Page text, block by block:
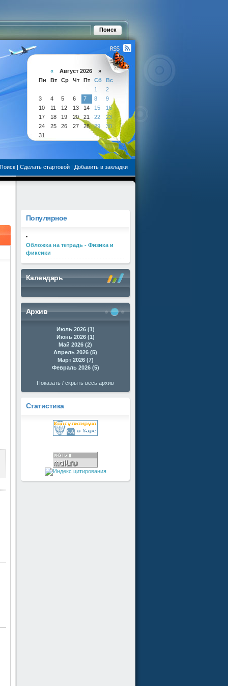
« Август 2026 »
Пн
Вт Ср Чт Пт Сб
Вс
1
2
3
4 5 6 7 8
9
10
11 12 13 14 15
16
17
18 19 20 21 22
23
24
25 26 27 28 29
30
31
Поиск | Сделать стартовой | Добавить в закладки
Популярное
Обложка на тетрадь - Физика и
фиксики
Календарь
Архив
Июль 2026 (1)
Июнь 2026 (1)
Май 2026 (2)
Апрель 2026 (5)
Март 2026 (7)
Февраль 2026 (5)
Показать / скрыть весь архив
Статистика